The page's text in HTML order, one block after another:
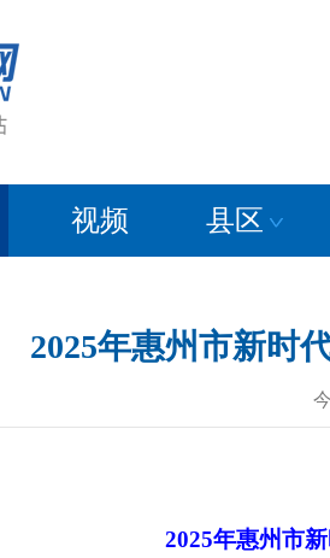
视频 县区
2025年惠州市新时
2025年惠州市